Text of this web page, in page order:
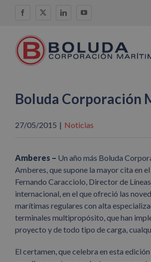
Facebook
X LinkedInYouTube
Boluda Corporación
27/05/2015 | Noticias
Amberes – Un año más Boluda
Amberes, que supone la mayor cita en
Fernando Caracciolo, Director de
internacional, en el que ofreció las
marítimas regulares con alta
terminales multipropósito, que han
proyecto y de todo tipo de carga,
El certamen, que celebra en esta